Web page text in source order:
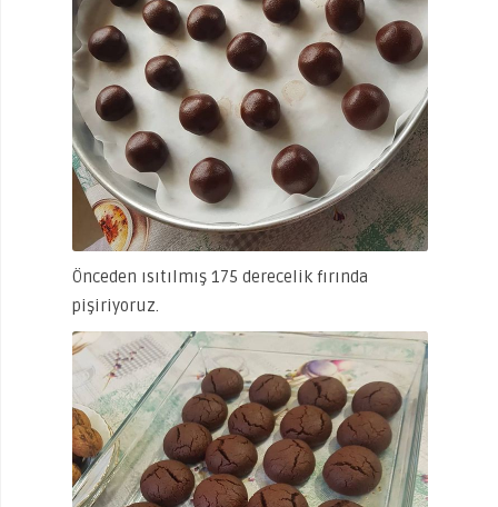
Önceden ısıtılmış 175 derecelik fırında
pişiriyoruz.